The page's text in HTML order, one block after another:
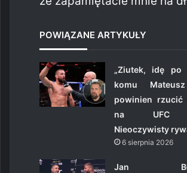
POWIĄZANE ARTYKUŁY
„Ziutek, idę po
komu
powinien rzucić
na UFC
Nieoczywisty
6 sierpnia 2026
Jan